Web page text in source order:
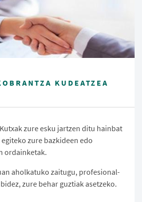
KUDEATZEA
zure esku jartzen ditu hainbat
zure bazkideen edo
ordainketak.
aholkatuko zaitugu, profesional-
zure behar guztiak asetzeko.